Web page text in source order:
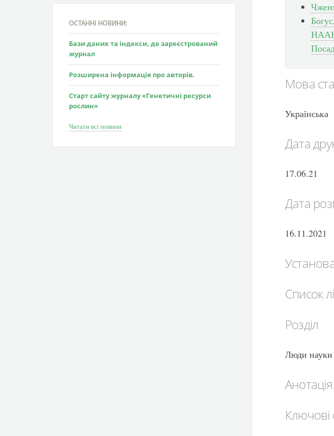
ОСТАННІ НОВИНИ:
Бази даних та індекси, де зареєстрований
журнал
Розширена інформація про авторів.
Старт сайту журналу «Генетичні ресурси
рослин»
Читати всі новини
НААН
Мова
Українська
Дата
17.06.21
Дата
16.11.2021
Список
Розділ
Люди науки
Анотація
Ключові